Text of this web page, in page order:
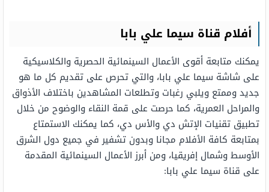
أفلام قناة سيما علي بابا
يمكنك متابعة أقوى الأعمال السينمائية الحصرية والكلاسيكية
على شاشة سيما علي بابا، والتي تحرص على تقديم كل ما هو
جديد وممتع ويلبي رغبات وتطلعات المشاهدين باختلاف الأذواق
والمراحل العمرية، كما حرصت على قمة النقاء والوضوح من خلال
تطبيق تقنيات الإتش دي والأس دي، كما يمكنك الاستمتاع
بمتابعة كافة الأفلام مجانا وبدون تشفير في جميع دول الشرق
الأوسط وشمال إفريقيا، ومن أبرز الأعمال السينمائية المقدمة
على قناة سيما علي بابا: